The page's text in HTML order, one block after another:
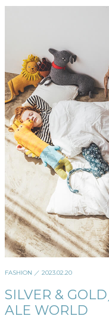
FASHION ／ 2023.02.20
SILVER &
ALE WORLD